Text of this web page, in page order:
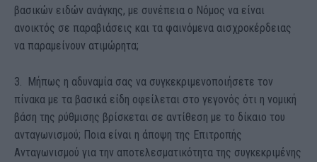
βασικών ειδών ανάγκης, με συνέπεια ο Νόμος να είναι
ανοικτός σε παραβιάσεις και τα φαινόμενα αισχροκέρδειας
να παραμείνουν ατιμώρητα;
3. Μήπως η αδυναμία σας να συγκεκριμενοποιήσετε τον
πίνακα με τα βασικά είδη οφείλεται στο γεγονός ότι η νομική
βάση της ρύθμισης βρίσκεται σε αντίθεση με το δίκαιο του
ανταγωνισμού; Ποια είναι η άποψη της Επιτροπής
Ανταγωνισμού για την αποτελεσματικότητα της συγκεκριμένης